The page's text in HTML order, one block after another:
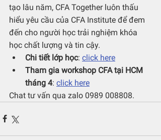
tạo lâu năm, CFA Together luôn thấu
hiểu yêu cầu của CFA Institute để đem
đến cho người học trải nghiệm khóa
học chất lượng và tin cậy.
Chi tiết lớp học: click here
Tham gia workshop CFA tại HCM
tháng 4: click here
Chat tư vấn qua zalo 0989 008808.